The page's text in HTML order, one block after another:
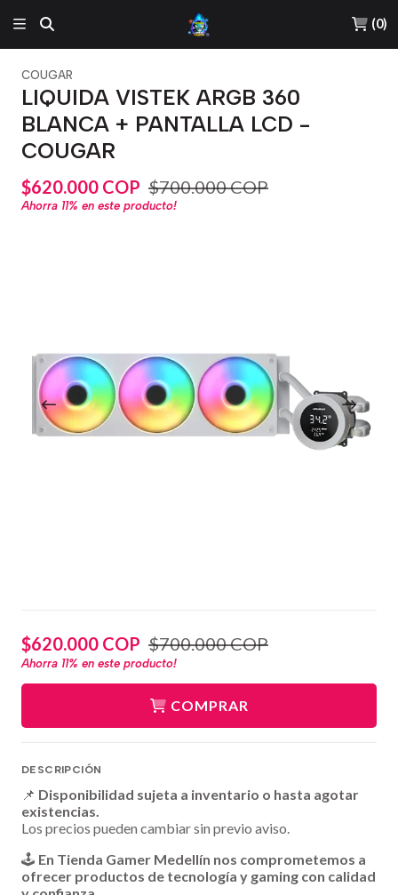
(0)
COUGAR
LIQUIDA VISTEK ARGB 360
BLANCA + PANTALLA LCD -
COUGAR
$620.000 COP $700.000 COP
Ahorra 11% en este producto!
$620.000 COP $700.000 COP
Ahorra 11% en este producto!
COMPRAR
DESCRIPCIÓN
📌 Disponibilidad sujeta a inventario o hasta agotar
existencias.
Los precios pueden cambiar sin previo aviso.
🕹️ En Tienda Gamer Medellín nos comprometemos a
ofrecer productos de tecnología y gaming con calidad